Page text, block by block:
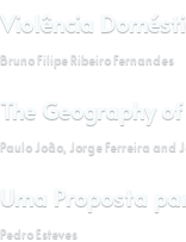
Violência
Bruno Filipe Ribeiro Fernandes
The Geography
Paulo João, Jorge Ferreira and
Uma Proposta
Pedro Esteves